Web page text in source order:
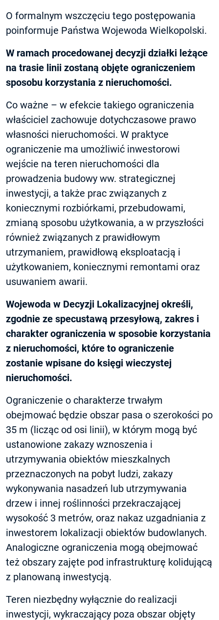
O formalnym wszczęciu tego postępowania
poinformuje Państwa Wojewoda Wielkopolski.
W ramach procedowanej decyzji działki leżące
na trasie linii zostaną objęte ograniczeniem
sposobu korzystania z nieruchomości.
Co ważne – w efekcie takiego ograniczenia
właściciel zachowuje dotychczasowe prawo
własności nieruchomości. W praktyce
ograniczenie ma umożliwić inwestorowi
wejście na teren nieruchomości dla
prowadzenia budowy ww. strategicznej
inwestycji, a także prac związanych z
koniecznymi rozbiórkami, przebudowami,
zmianą sposobu użytkowania, a w przyszłości
również związanych z prawidłowym
utrzymaniem, prawidłową eksploatacją i
użytkowaniem, koniecznymi remontami oraz
usuwaniem awarii.
Wojewoda w Decyzji Lokalizacyjnej określi,
zgodnie ze specustawą przesyłową, zakres i
charakter ograniczenia w sposobie korzystania
z nieruchomości, które to ograniczenie
zostanie wpisane do księgi wieczystej
nieruchomości.
Ograniczenie o charakterze trwałym
obejmować będzie obszar pasa o szerokości po
35 m (licząc od osi linii), w którym mogą być
ustanowione zakazy wznoszenia i
utrzymywania obiektów mieszkalnych
przeznaczonych na pobyt ludzi, zakazy
wykonywania nasadzeń lub utrzymywania
drzew i innej roślinności przekraczającej
wysokość 3 metrów, oraz nakaz uzgadniania z
inwestorem lokalizacji obiektów budowlanych.
Analogiczne ograniczenia mogą obejmować
też obszary zajęte pod infrastrukturę kolidującą
z planowaną inwestycją.
Teren niezbędny wyłącznie do realizacji
inwestycji, wykraczający poza obszar objęty